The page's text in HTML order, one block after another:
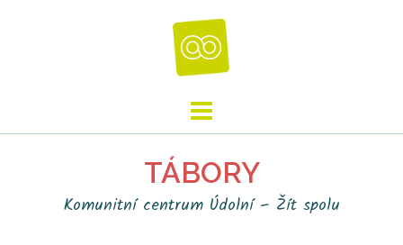
TÁBORY
Komunitní centrum Údolní – Žít spolu